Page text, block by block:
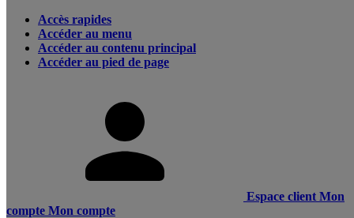
Accès rapides
Accéder au menu
Accéder au contenu principal
Accéder au pied de page
Espace client Mon
compte Mon compte